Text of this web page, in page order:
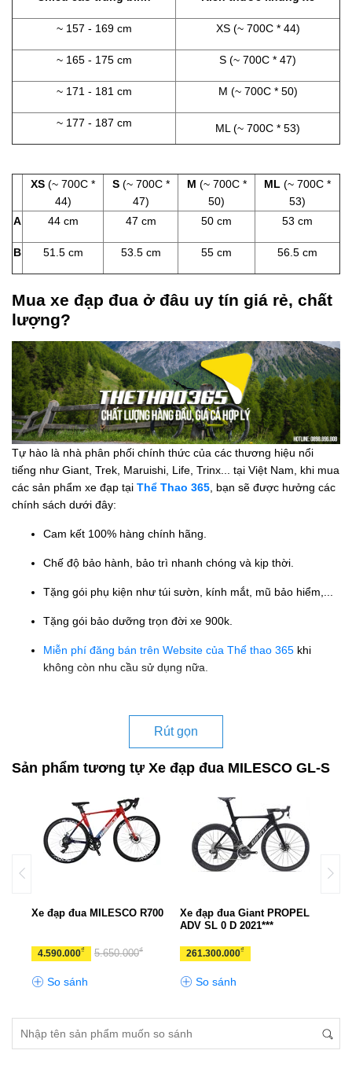
~ 157 - 169 cm XS (~ 700C * 44)
~ 165 - 175 cm S (~ 700C * 47)
~ 171 - 181 cm M (~ 700C * 50)
~ 177 - 187 cm ML (~ 700C * 53)
XS (~ 700C *
44)
S (~ 700C *
47)
M (~ 700C *
50)
ML (~ 700C *
53)
A
44 cm 47 cm 50 cm 53 cm
B 51.5 cm 53.5 cm 55 cm 56.5 cm
Mua xe đạp đua ở đâu uy tín giá rẻ, chất
lượng?
Tự hào là nhà phân phối chính thức của các thương hiệu nổi
tiếng như Giant, Trek, Maruishi, Life, Trinx... tại Việt Nam, khi mua
các sản phẩm xe đạp tại Thể Thao 365 , bạn sẽ được hưởng các
chính sách dưới đây:
Cam kết 100% hàng chính hãng.
Chế độ bảo hành, bảo trì nhanh chóng và kịp thời.
Tặng gói phụ kiện như túi sườn, kính mắt, mũ bảo hiểm,...
Tặng gói bảo dưỡng trọn đời xe 900k.
Miễn phí đăng bán trên Website của Thể thao 365 khi
không còn nhu cầu sử dụng nữa.
Rút gọn
Sản phẩm tương tự Xe đạp đua MILESCO GL-S
Xe đạp đua MILESCO R700
4.590.000₫ 5.650.000₫
So sánh
Xe đạp đua Giant PROPEL
ADV SL 0 D 2021***
261.300.000₫
So sánh